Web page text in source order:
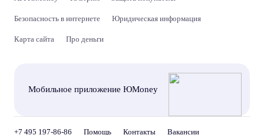
Безопасность в интернете Юридическая информация
Карта сайта Про деньги
Мобильное приложение ЮMoney
+7 495 197-86-86 Помощь Контакты Вакансии